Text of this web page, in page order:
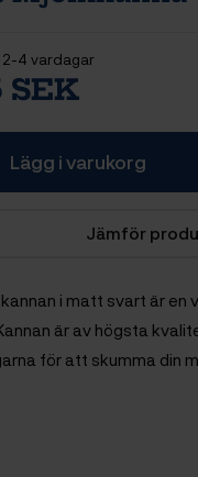
2-4 vardagar
SEK
Lägg i varukorg
Jämför
i matt svart är en
är av högsta
för att skumma din